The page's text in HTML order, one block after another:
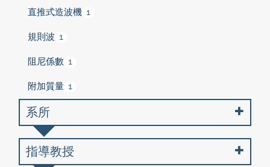
直推式造波機 1
規則波 1
阻尼係數 1
附加質量 1
系所
指導教授